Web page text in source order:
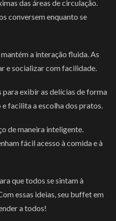
das áreas de circulação.
conversem enquanto se
a interação fluida. As
e socializar com facilidade.
para exibir as delícias de forma
facilita a escolha dos pratos.
de maneira inteligente.
fácil acesso à comida e à
que todos se sintam à
essas ideias, seu buffet em
a todos!